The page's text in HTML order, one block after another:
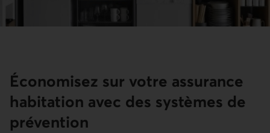
Économisez sur votre assurance
habitation avec des systèmes de
prévention